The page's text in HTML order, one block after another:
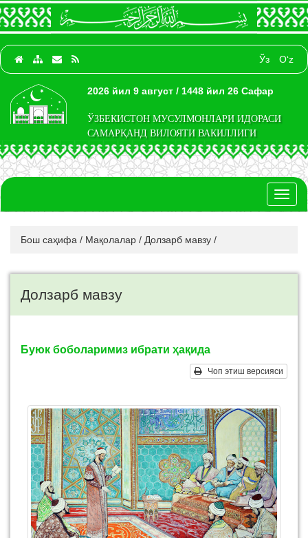
Ўз O‘z
2026 йил 9 август / 1448 йил 26 Сафар
ЎЗБЕКИСТОН МУСУЛМОНЛАРИ ИДОРАСИ
САМАРҚАНД ВИЛОЯТИ ВАКИЛЛИГИ
Бош саҳифа / Мақолалар / Долзарб мавзу /
Долзарб мавзу
Буюк боболаримиз ибрати ҳақида
Чоп этиш версияси